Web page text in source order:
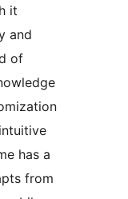
it
and
of
has a
from